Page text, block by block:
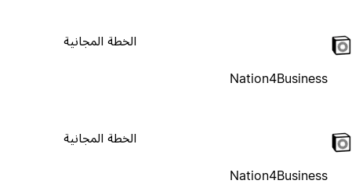
Nation4Business
الخطة المجانية
Nation4Business
الخطة المجانية